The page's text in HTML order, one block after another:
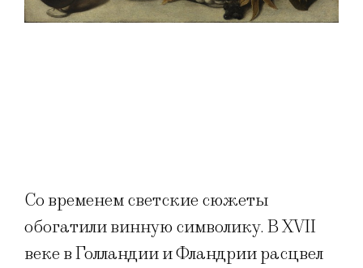
Со временем светские сюжеты
обогатили винную символику. В XVII
веке в Голландии и Фландрии расцвел